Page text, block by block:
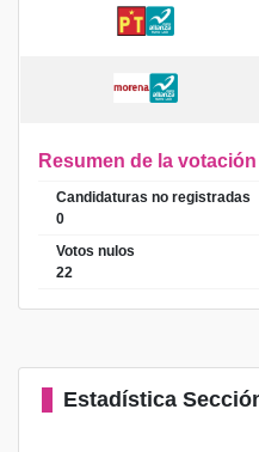
Resumen de la votación
Candidaturas no registradas
0
Votos nulos
22
Estadística